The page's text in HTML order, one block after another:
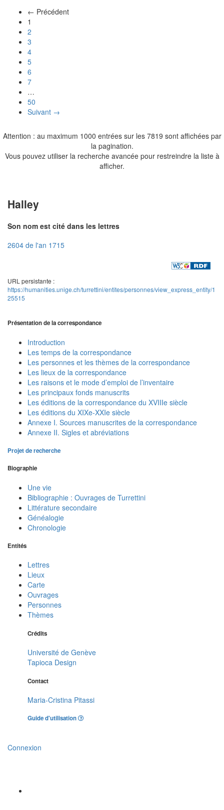
← Précédent
1
2
3
4
5
6
7
…
50
Suivant →
Attention : au maximum 1000 entrées sur les 7819 sont affichées par
la pagination.
Vous pouvez utiliser la recherche avancée pour restreindre la liste à
afficher.
Halley
Son nom est cité dans les lettres
2604 de l'an 1715
URL persistante :
https://humanities.unige.ch/turrettini/entites/personnes/view_express_entity/1
25515
Présentation de la correspondance
Introduction
Les temps de la correspondance
Les personnes et les thèmes de la correspondance
Les lieux de la correspondance
Les raisons et le mode d’emploi de l’inventaire
Les principaux fonds manuscrits
Les éditions de la correspondance du XVIIIe siècle
Les éditions du XIXe-XXIe siècle
Annexe I. Sources manuscrites de la correspondance
Annexe II. Sigles et abréviations
Projet de recherche
Biographie
Une vie
Bibliographie : Ouvrages de Turrettini
Littérature secondaire
Généalogie
Chronologie
Entités
Lettres
Lieux
Carte
Ouvrages
Personnes
Thèmes
Crédits
Université de Genève
Tapioca Design
Contact
Maria-Cristina Pitassi
Guide d'utilisation
Connexion